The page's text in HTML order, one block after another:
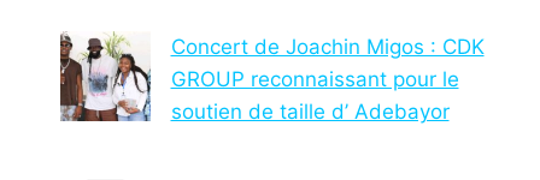
Concert de Joachin Migos : CDK
GROUP reconnaissant pour le
soutien de taille d’ Adebayor